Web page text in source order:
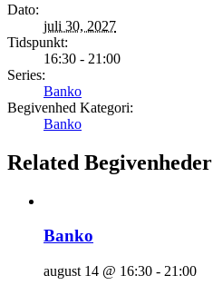
Dato:
juli 30, 2027
Tidspunkt:
16:30 - 21:00
Series:
Banko
Begivenhed Kategori:
Banko
Related Begivenheder
Banko
august 14 @ 16:30 - 21:00